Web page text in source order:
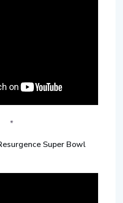
*
Super Bowl